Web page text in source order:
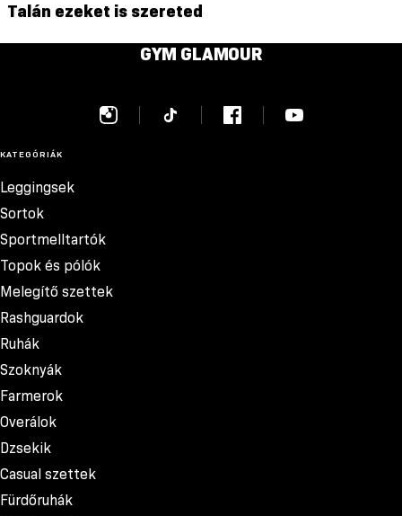
Talán ezeket is szereted
GYM GLAMOUR
KATEGÓRIÁK
Leggingsek
Sortok
Sportmelltartók
Topok és pólók
Melegítő szettek
Rashguardok
Ruhák
Szoknyák
Farmerok
Overálok
Dzsekik
Casual szettek
Fürdőruhák